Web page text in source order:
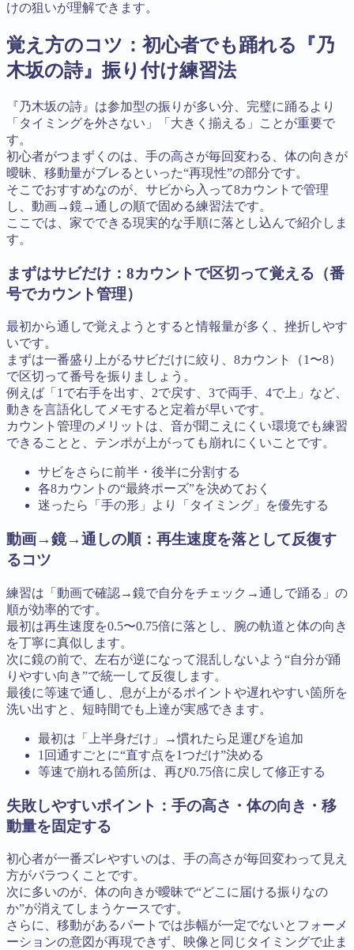
けの狙いが理解できます。
覚え方のコツ：初心者でも踊れる『乃
木坂の詩』振り付け練習法
『乃木坂の詩』は参加型の振りが多い分、完璧に踊るより
「タイミングを外さない」「大きく揃える」ことが重要で
す。
初心者がつまずくのは、手の高さが毎回変わる、体の向きが
曖昧、移動量がブレるといった“再現性”の部分です。
そこでおすすめなのが、サビから入って8カウントで管理
し、動画→鏡→通しの順で固める練習法です。
ここでは、家でできる現実的な手順に落とし込んで紹介しま
す。
まずはサビだけ：8カウントで区切って覚える（番
号でカウント管理）
最初から通しで覚えようとすると情報量が多く、挫折しやす
いです。
まずは一番盛り上がるサビだけに絞り、8カウント（1〜8）
で区切って番号を振りましょう。
例えば「1で右手を出す、2で戻す、3で両手、4で上」など、
動きを言語化してメモすると定着が早いです。
カウント管理のメリットは、音が聞こえにくい環境でも練習
できることと、テンポが上がっても崩れにくいことです。
サビをさらに前半・後半に分割する
各8カウントの“最終ポーズ”を決めておく
迷ったら「手の形」より「タイミング」を優先する
動画→鏡→通しの順：再生速度を落として反復す
るコツ
練習は「動画で確認→鏡で自分をチェック→通しで踊る」の
順が効率的です。
最初は再生速度を0.5〜0.75倍に落とし、腕の軌道と体の向き
を丁寧に真似します。
次に鏡の前で、左右が逆になって混乱しないよう“自分が踊
りやすい向き”で統一して反復します。
最後に等速で通し、息が上がるポイントや遅れやすい箇所を
洗い出すと、短時間でも上達が実感できます。
最初は「上半身だけ」→慣れたら足運びを追加
1回通すごとに“直す点を1つだけ”決める
等速で崩れる箇所は、再び0.75倍に戻して修正する
失敗しやすいポイント：手の高さ・体の向き・移
動量を固定する
初心者が一番ズレやすいのは、手の高さが毎回変わって見え
方がバラつくことです。
次に多いのが、体の向きが曖昧で“どこに届ける振りなの
か”が消えてしまうケースです。
さらに、移動があるパートでは歩幅が一定でないとフォーメ
ーションの意図が再現できず、映像と同じタイミングで止ま